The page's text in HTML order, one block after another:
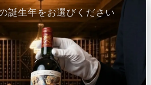
誕生年をお選びください